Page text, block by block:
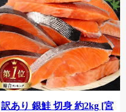
訳あり 銀鮭 切身 約2kg [宮